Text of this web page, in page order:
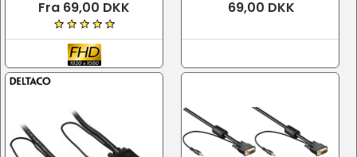
Fra 69,00 DKK 69,00 DKK